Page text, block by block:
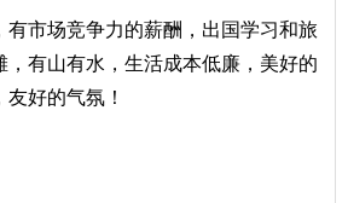
有市场竞争力的薪酬，出国学习和旅
，有山有水，生活成本低廉，美好的
好的气氛！